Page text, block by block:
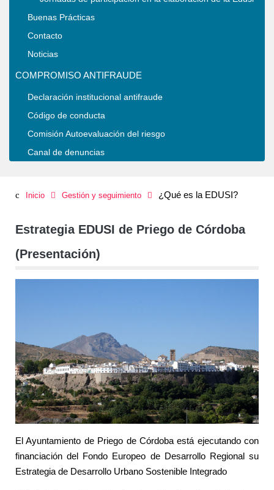
Buenas Prácticas
Contacto
Noticias
COMPROMISO ANTIFRAUDE
Declaración institucional antifraude
Código de conducta
Comisión Autoevaluación del riesgo
Canal de denuncias
Inicio Gestión y seguimiento ¿Qué es la EDUSI?
Estrategia EDUSI de Priego de Córdoba
(Presentación)
El Ayuntamiento de Priego de Córdoba está ejecutando con
financiación del Fondo Europeo de Desarrollo Regional su
Estrategia de Desarrollo Urbano Sostenible Integrado